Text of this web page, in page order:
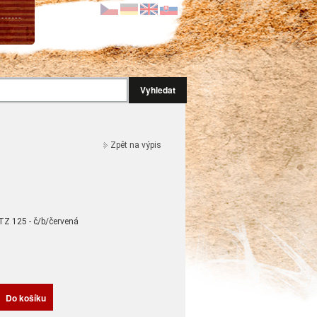
Vyhledat
Zpět na výpis
125 - č/b/červená
Do košíku